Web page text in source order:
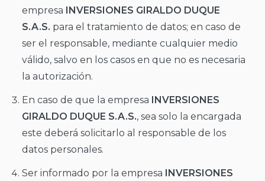
empresa INVERSIONES GIRALDO DUQUE
S.A.S. para el tratamiento de datos; en caso de
ser el responsable, mediante cualquier medio
válido, salvo en los casos en que no es necesaria
la autorización.
En caso de que la empresa INVERSIONES
GIRALDO DUQUE S.A.S., sea solo la encargada
este deberá solicitarlo al responsable de los
datos personales.
Ser informado por la empresa INVERSIONES